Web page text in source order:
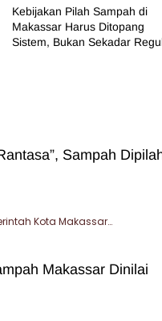
Kebijakan Pilah Sampah di
Makassar Harus Ditopang
Sistem, Bukan Sekadar
Sampah
Kota Makassar…
Makassar Dinilai